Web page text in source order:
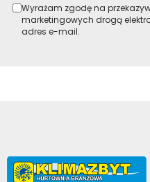
Wyrażam zgodę na
marketingowych drogą
adres e-mail.